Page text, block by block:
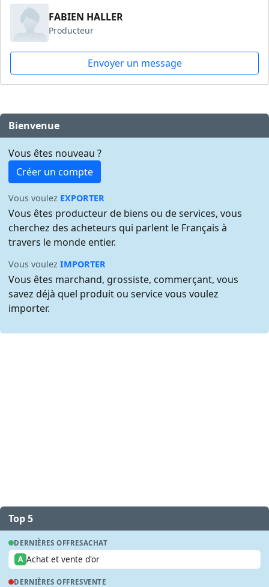
FABIEN HALLER
Producteur
Envoyer un message
Bienvenue
Vous êtes nouveau ?
Créer un compte
Vous voulez EXPORTER
Vous êtes producteur de biens ou de services, vous
cherchez des acheteurs qui parlent le Français à
travers le monde entier.
Vous voulezIMPORTER
Vous êtes marchand, grossiste, commerçant, vous
savez déjà quel produit ou service vous voulez
importer.
Top 5
DERNIÈRES OFFRESACHAT
A Achat et vente d'or
DERNIÈRES OFFRESVENTE